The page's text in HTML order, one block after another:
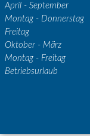
April - September
Montag - Donnerstag
Freitag
Oktober - März
Montag - Freitag
Betriebsurlaub